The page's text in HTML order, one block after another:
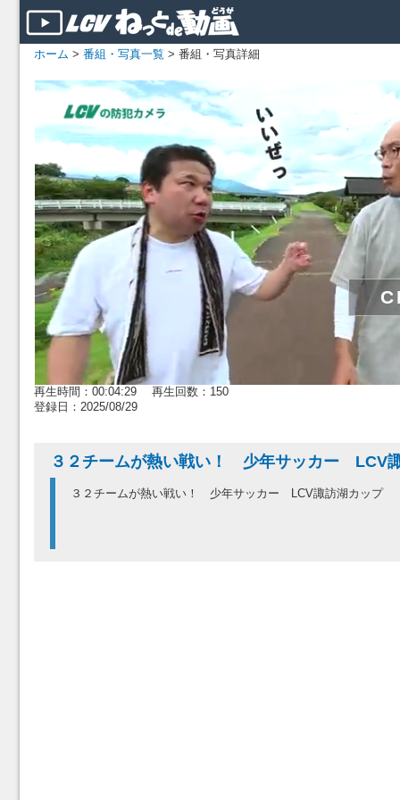
ホーム > 番組・写真一覧 > 番組・写真詳細
再生時間：00:04:29 再生回数：150
登録日：2025/08/29
３２チームが熱い戦い！ 少年サッカー
３２チームが熱い戦い！ 少年サッカー LCV諏訪湖カップ